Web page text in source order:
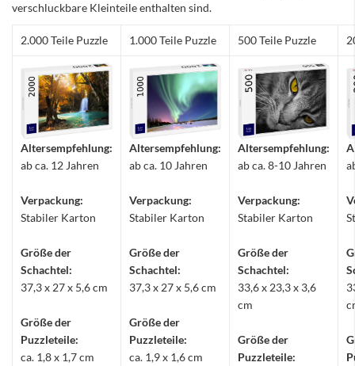
verschluckbare Kleinteile enthalten sind.
2.000 Teile Puzzle 1.000 Teile Puzzle 500 Teile Puzzle
Altersempfehlung:
ab ca. 12 Jahren
Verpackung:
Stabiler Karton
Größe der
Schachtel:
37,3 x 27 x 5,6 cm
Größe der
Puzzleteile:
ca. 1,8 x 1,7 cm
Altersempfehlung:
ab ca. 10 Jahren
Verpackung:
Stabiler Karton
Größe der
Schachtel:
37,3 x 27 x 5,6 cm
Größe der
Puzzleteile:
ca. 1,9 x 1,6 cm
Altersempfehlung:
ab ca. 8-10 Jahren
Verpackung:
Stabiler Karton
Größe der
Schachtel:
33,6 x 23,3 x 3,6
cm
Größe der
Puzzleteile: